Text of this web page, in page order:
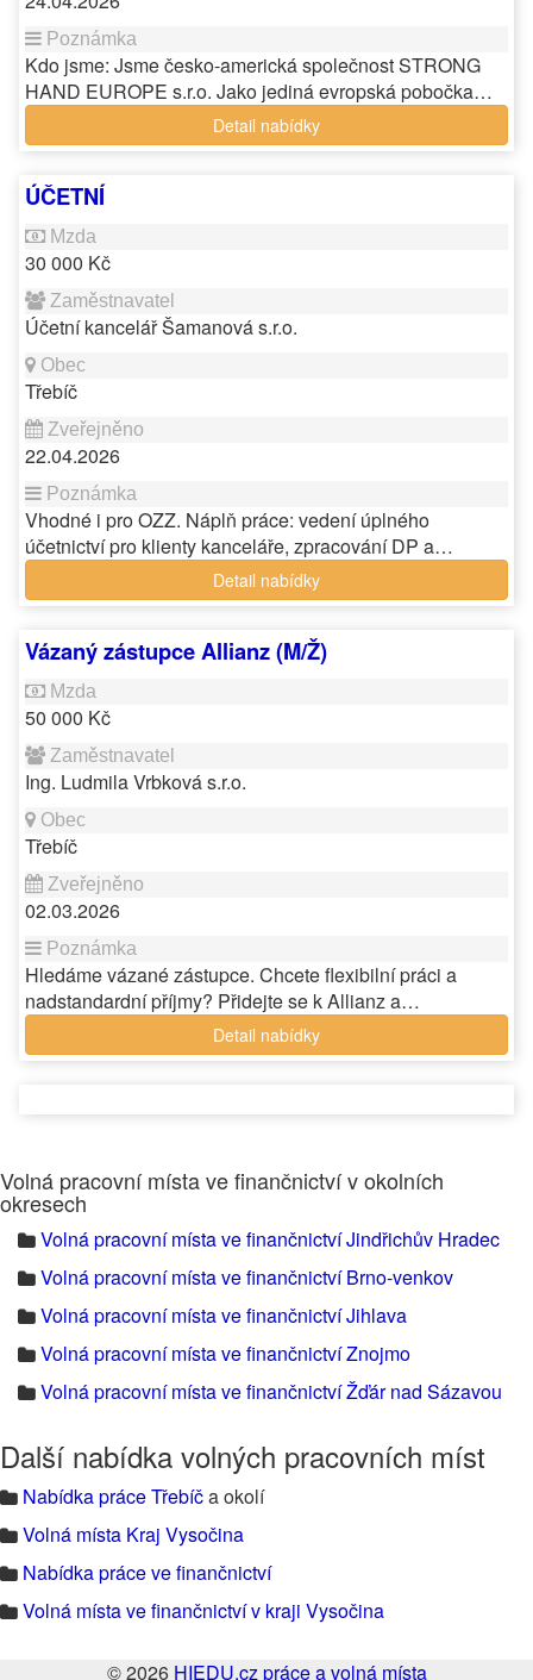
Kdo jsme: Jsme česko-americká společnost STRONG
HAND EUROPE s.r.o. Jako jediná evropská pobočka…
Detail nabídky
ÚČETNÍ
30 000 Kč
Účetní kancelář Šamanová s.r.o.
Třebíč
22.04.2026
Vhodné i pro OZZ. Náplň práce: vedení úplného
účetnictví pro klienty kanceláře, zpracování DP a…
Detail nabídky
Vázaný zástupce Allianz (M/Ž)
50 000 Kč
Ing. Ludmila Vrbková s.r.o.
Třebíč
02.03.2026
Hledáme vázané zástupce. Chcete flexibilní práci a
nadstandardní příjmy? Přidejte se k Allianz a…
Detail nabídky
Volná pracovní místa ve finančnictví v okolních
okresech
Volná pracovní místa ve finančnictví Jindřichův Hradec
Volná pracovní místa ve finančnictví Brno-venkov
Volná pracovní místa ve finančnictví Jihlava
Volná pracovní místa ve finančnictví Znojmo
Volná pracovní místa ve finančnictví Žďár nad Sázavou
Další nabídka volných pracovních míst
Nabídka práce Třebíča okolí
Volná místa Kraj Vysočina
Nabídka práce ve finančnictví
Volná místa ve finančnictví v kraji Vysočina
© 2026 HIEDU.cz práce a volná místa